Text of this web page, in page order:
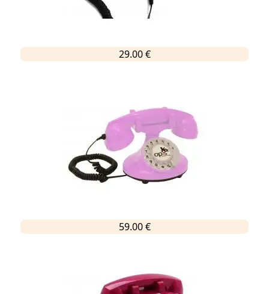
29.00 €
59.00 €